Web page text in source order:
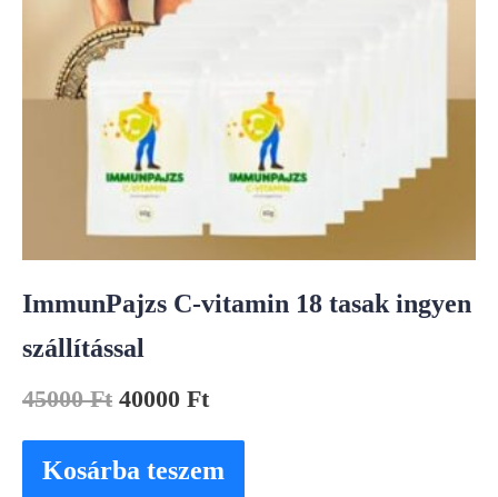
ImmunPajzs C-vitamin 18 tasak ingyen
szállítással
45000Ft 40000 Ft
Kosárba teszem